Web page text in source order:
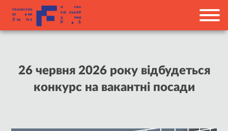
26 червня 2026 року відбудеться
конкурс на вакантні посади